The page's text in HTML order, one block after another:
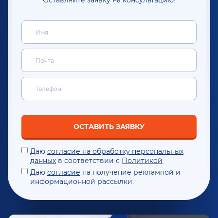
ОСТАВИТЬ ЗАЯВКУ
Даю согласие на обработку персональных
данных в соответствии с Политикой
Даю согласие на получение рекламной и
информационной рассылки.